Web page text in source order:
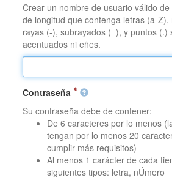
Crear un nombre de usuario válido
de longitud que contenga letras (a-
rayas (-), subrayados (_), y puntos (.)
acentuados ni eñes.
Contraseña
Su contraseña debe de contener:
De 6 caracteres por lo menos
tengan por lo menos 20
cumplir más requisitos)
Al menos 1 carácter de cada
siguientes tipos: letra, nÚmero